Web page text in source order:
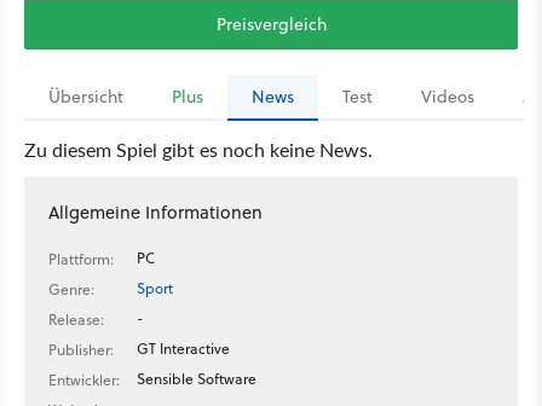
Preisvergleich
Übersicht Plus News Test Videos
Zu diesem Spiel gibt es noch keine News.
Allgemeine Informationen
Plattform:
PC
Genre:
Sport
Release:
-
Publisher:
GT Interactive
Entwickler:
Sensible Software